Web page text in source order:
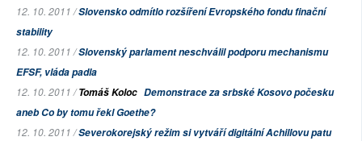
12. 10. 2011 /Slovensko odmítlo rozšíření Evropského fondu finační
stability
12. 10. 2011 /Slovenský parlament neschválil podporu mechanismu
EFSF, vláda padla
12. 10. 2011 /Tomáš Koloc Demonstrace za srbské Kosovo počesku
aneb Co by tomu řekl Goethe?
12. 10. 2011 /Severokorejský režim si vytváří digitální Achillovu patu